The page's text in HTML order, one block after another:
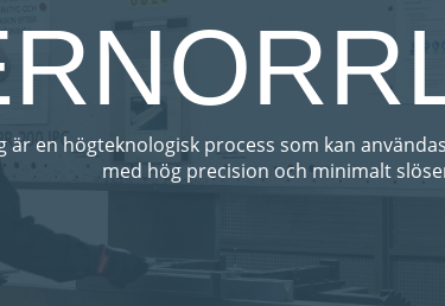
är en högteknologisk process som kan
med hög precision och minimalt